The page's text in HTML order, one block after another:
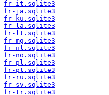
fr-it.sqlite3
fr-ja.sqlite3
fr-ku.sqlite3
fr-la.sqlite3
fr-lt.sqlite3
fr-mg.sqlite3
fr-nl.sqlite3
fr-no.sqlite3
fr-pl.sqlite3
fr-pt.sqlite3
fr-ru.sqlite3
fr-sv.sqlite3
fr-tr.sqlite3